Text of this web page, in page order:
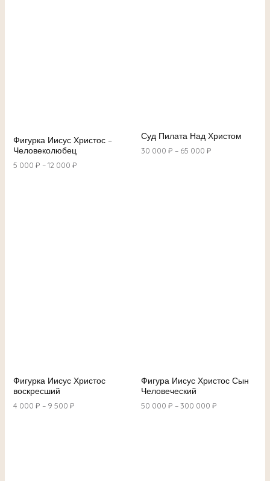
Фигурка Иисус Христос –
Человеколюбец
5 000 ₽ –12 000 ₽
Суд Пилата Над Христом
30 000 ₽ – 65 000 ₽
Фигурка Иисус Христос
воскресший
4 000 ₽ – 9 500 ₽
Фигура Иисус Христос Сын
Человеческий
50 000 ₽ –300 000 ₽